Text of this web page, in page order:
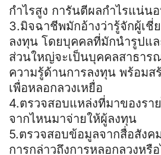
กำไรสูง การันตีผลกำไรแน่น
3.มิจฉาชีพมักอ้างว่ารู้จักผู้เชี่
ลงทุน โดยบุคคลที่มักนำรูปแ
ส่วนใหญ่จะเป็นบุคคลสาธาร
ความรู้ด้านการลงทุน พร้อมส
เพื่อหลอกลวงเหยื่อ
4.ตรวจสอบแหล่งที่มาของรา
จากไหนมาจ่ายให้ผู้ลงทุน
5.ตรวจสอบข้อมูลจากสื่อสังค
การกล่าวถึงการหลอกลวงหรื